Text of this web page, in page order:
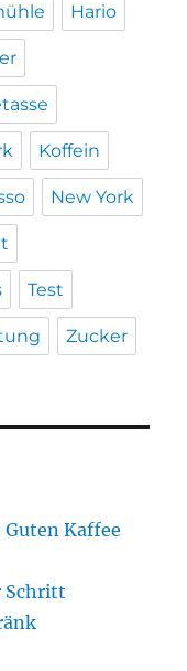
Hario
Koffein
New York
Test
Zucker
Kaffee
Schritt